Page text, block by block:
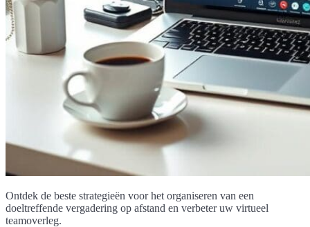
Ontdek de beste strategieën voor het organiseren van een
doeltreffende vergadering op afstand en verbeter uw virtueel
teamoverleg.